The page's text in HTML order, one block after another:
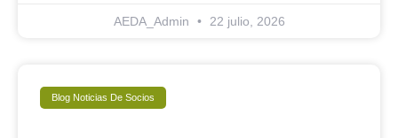
AEDA_Admin 22 julio, 2026
Blog Noticias De Socios